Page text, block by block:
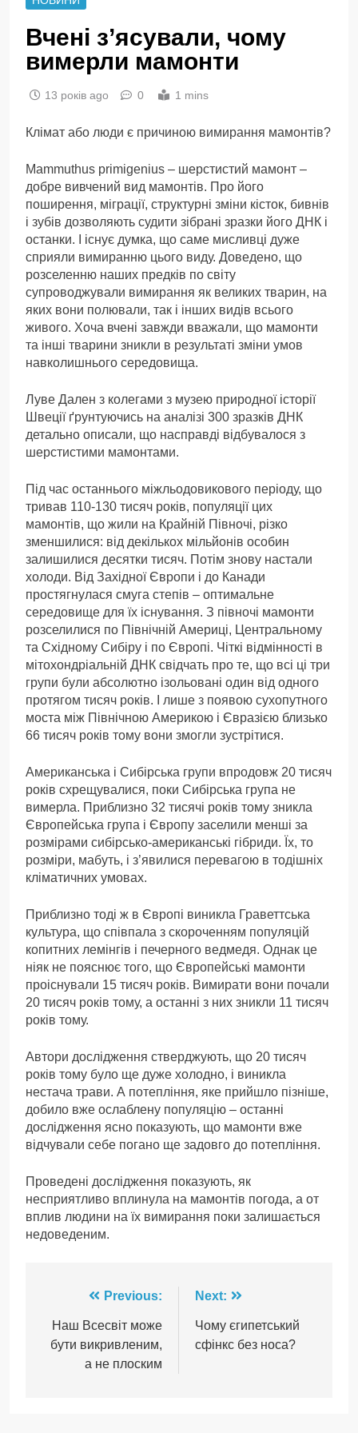
Вчені з’ясували, чому
вимерли мамонти
13 років ago 0 1 mins
Клімат або люди є причиною вимирання мамонтів?
Mammuthus primigenius – шерстистий мамонт –
добре вивчений вид мамонтів. Про його
поширення, міграції, структурні зміни кісток, бивнів
і зубів дозволяють судити зібрані зразки його ДНК і
останки. І існує думка, що саме мисливці дуже
сприяли вимиранню цього виду. Доведено, що
розселенню наших предків по світу
супроводжували вимирання як великих тварин, на
яких вони полювали, так і інших видів всього
живого. Хоча вчені завжди вважали, що мамонти
та інші тварини зникли в результаті зміни умов
навколишнього середовища.
Луве Дален з колегами з музею природної історії
Швеції ґрунтуючись на аналізі 300 зразків ДНК
детально описали, що насправді відбувалося з
шерстистими мамонтами.
Під час останнього міжльодовикового періоду, що
тривав 110-130 тисяч років, популяції цих
мамонтів, що жили на Крайній Півночі, різко
зменшилися: від декількох мільйонів особин
залишилися десятки тисяч. Потім знову настали
холоди. Від Західної Європи і до Канади
простягнулася смуга степів – оптимальне
середовище для їх існування. З півночі мамонти
розселилися по Північній Америці, Центральному
та Східному Сибіру і по Європі. Чіткі відмінності в
мітохондріальній ДНК свідчать про те, що всі ці три
групи були абсолютно ізольовані один від одного
протягом тисяч років. І лише з появою сухопутного
моста між Північною Америкою і Євразією близько
66 тисяч років тому вони змогли зустрітися.
Американська і Сибірська групи впродовж 20 тисяч
років схрещувалися, поки Сибірська група не
вимерла. Приблизно 32 тисячі років тому зникла
Європейська група і Європу заселили менші за
розмірами сибірсько-американські гібриди. Їх, то
розміри, мабуть, і з’явилися перевагою в тодішніх
кліматичних умовах.
Приблизно тоді ж в Європі виникла Граветтська
культура, що співпала з скороченням популяцій
копитних лемінгів і печерного ведмедя. Однак це
ніяк не пояснює того, що Європейські мамонти
проіснували 15 тисяч років. Вимирати вони почали
20 тисяч років тому, а останні з них зникли 11 тисяч
років тому.
Автори дослідження стверджують, що 20 тисяч
років тому було ще дуже холодно, і виникла
нестача трави. А потепління, яке прийшло пізніше,
добило вже ослаблену популяцію – останні
дослідження ясно показують, що мамонти вже
відчували себе погано ще задовго до потепління.
Проведені дослідження показують, як
несприятливо вплинула на мамонтів погода, а от
вплив людини на їх вимирання поки залишається
недоведеним.
Навігація
записів
Previous:
Наш Всесвіт може
бути викривленим,
а не плоским
Next:
Чому єгипетський
сфінкс без носа?